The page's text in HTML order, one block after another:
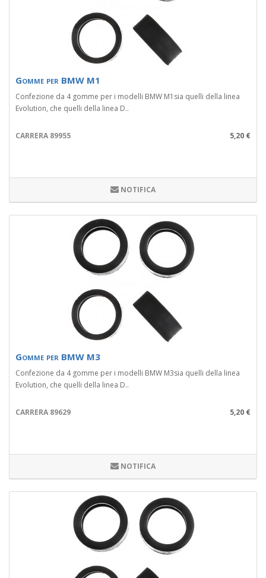
Gomme per BMW M1
Confezione da 4 gomme per i modelli BMW M1sia quelli della linea
Evolution, che quelli della linea D..
CARRERA 89955 5,20 €
NOTIFICA
Gomme per BMW M3
Confezione da 4 gomme per i modelli BMW M3sia quelli della linea
Evolution, che quelli della linea D..
CARRERA 89629 5,20 €
NOTIFICA